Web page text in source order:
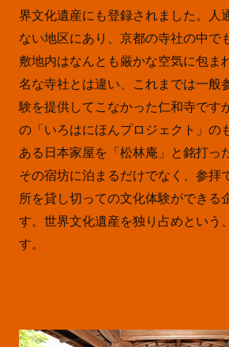
界文化遺産にも登録されました。人
ない地区にあり、京都の寺社の中で
敷地内はなんとも厳かな空気に包ま
名な寺社とは違い、これまでは一般
験を提供してこなかった仁和寺です
の「いろはにほんプロジェクト」の
ある日本家屋を「松林庵」と銘打っ
その宿坊に泊まるだけでなく、参拝
所を貸し切っての文化体験ができる
す。世界文化遺産を独り占めという
す。